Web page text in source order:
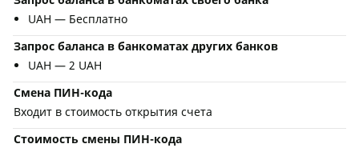
UAH — Бесплатно
Запрос баланса в банкоматах других банков
UAH — 2 UAH
Смена ПИН-кода
Входит в стоимость открытия счета
Стоимость смены ПИН-кода